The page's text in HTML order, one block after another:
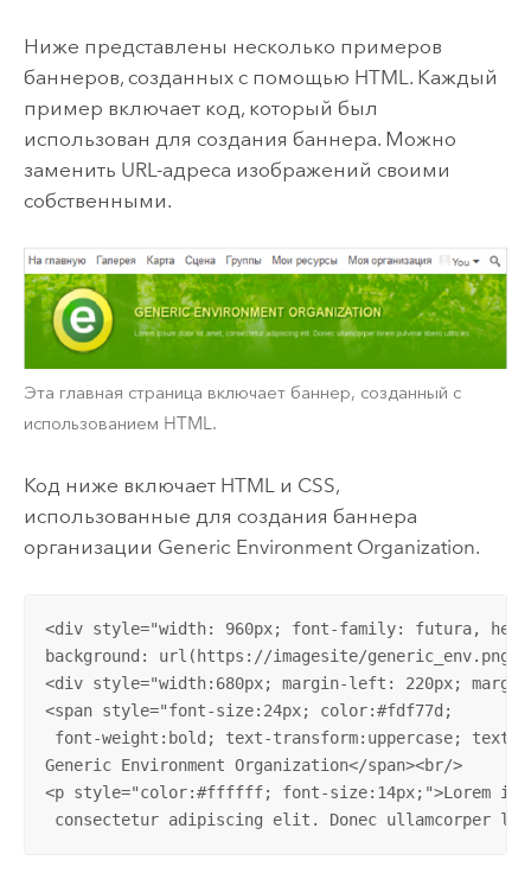
Ниже представлены несколько примеров
баннеров, созданных с помощью HTML. Каждый
пример включает код, который был
использован для создания баннера. Можно
заменить URL-адреса изображений своими
собственными.
Эта главная страница включает баннер, созданный с
использованием HTML.
Код ниже включает HTML и CSS,
использованные для создания баннера
организации Generic Environment Organization.
<div style="width: 960px; font-family: futura,
background: url(https://imagesite/
<div style="width:680px; margin-left: 220px;
<span style="font-size:24px; color:#fdf77d;
font-weight:bold; text-transform:uppercase; text-
Generic Environment Organization</span><br/>
<p style="color:#ffffff; font-size:14px;">Lorem
consectetur adipiscing elit. Donec ullamcorper